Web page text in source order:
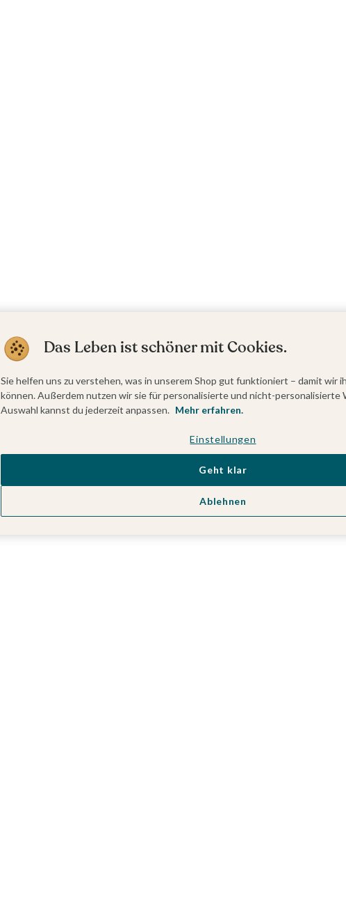
Das Leben ist schöner mit Cookies.
Sie helfen uns zu verstehen, was in unserem Shop gut funktioniert – damit wir
können. Außerdem nutzen wir sie für personalisierte und nicht-personalisierte
Auswahl kannst du jederzeit anpassen. Mehr erfahren.
Einstellungen
Ablehnen
Geht klar